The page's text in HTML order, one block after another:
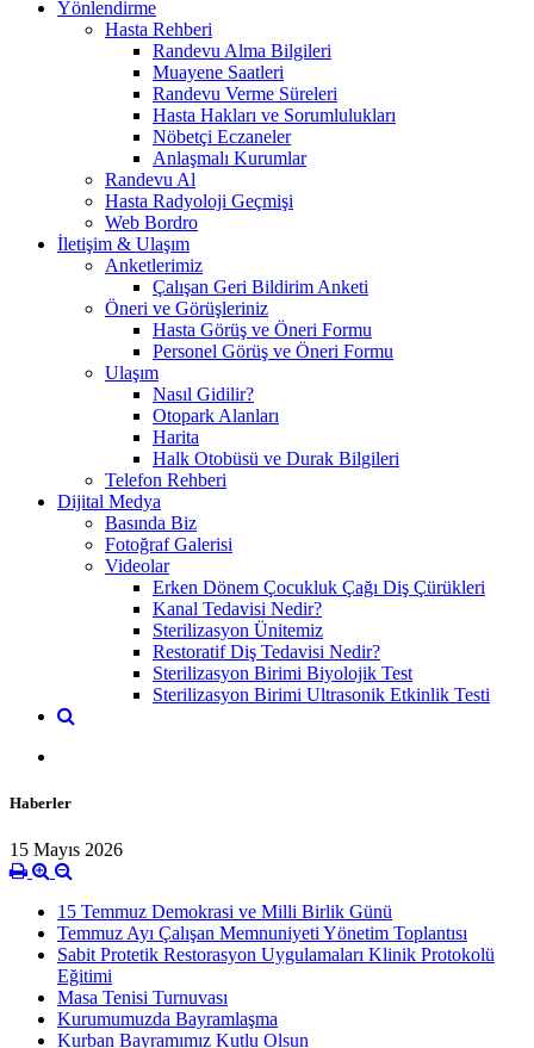
Yönlendirme
Hasta Rehberi
Randevu Alma Bilgileri
Muayene Saatleri
Randevu Verme Süreleri
Hasta Hakları ve Sorumlulukları
Nöbetçi Eczaneler
Anlaşmalı Kurumlar
Randevu Al
Hasta Radyoloji Geçmişi
Web Bordro
İletişim & Ulaşım
Anketlerimiz
Çalışan Geri Bildirim Anketi
Öneri ve Görüşleriniz
Hasta Görüş ve Öneri Formu
Personel Görüş ve Öneri Formu
Ulaşım
Nasıl Gidilir?
Otopark Alanları
Harita
Halk Otobüsü ve Durak Bilgileri
Telefon Rehberi
Dijital Medya
Basında Biz
Fotoğraf Galerisi
Videolar
Erken Dönem Çocukluk Çağı Diş Çürükleri
Kanal Tedavisi Nedir?
Sterilizasyon Ünitemiz
Restoratif Diş Tedavisi Nedir?
Sterilizasyon Birimi Biyolojik Test
Sterilizasyon Birimi Ultrasonik Etkinlik Testi
Haberler
15 Mayıs 2026
15 Temmuz Demokrasi ve Milli Birlik Günü
Temmuz Ayı Çalışan Memnuniyeti Yönetim Toplantısı
Sabit Protetik Restorasyon Uygulamaları Klinik Protokolü
Eğitimi
Masa Tenisi Turnuvası
Kurumumuzda Bayramlaşma
Kurban Bayramımız Kutlu Olsun